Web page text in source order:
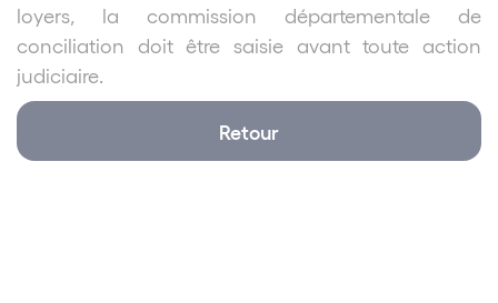
loyers, la commission départementale de
conciliation doit être saisie avant toute action
judiciaire.
Retour